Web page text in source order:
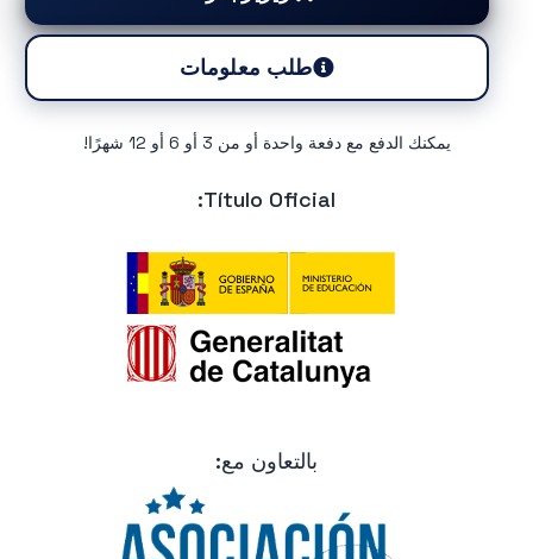
طلب معلومات
يمكنك الدفع مع دفعة واحدة أو من 3 أو 6 أو 12 شهرًا!
Título Oficial:
بالتعاون مع: